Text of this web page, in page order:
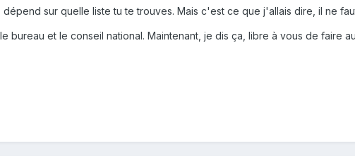
dépend sur quelle liste tu te trouves. Mais c'est ce que j'allais dire, il ne
et le conseil national. Maintenant, je dis ça, libre à vous de faire